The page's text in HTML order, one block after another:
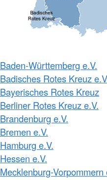
Baden-Württemberg e.V.
Badisches Rotes Kreuz
Bayerisches Rotes Kreuz
Berliner Rotes Kreuz e.V.
Brandenburg e.V.
Bremen e.V.
Hamburg e.V.
Hessen e.V.
Mecklenburg-Vorpommern